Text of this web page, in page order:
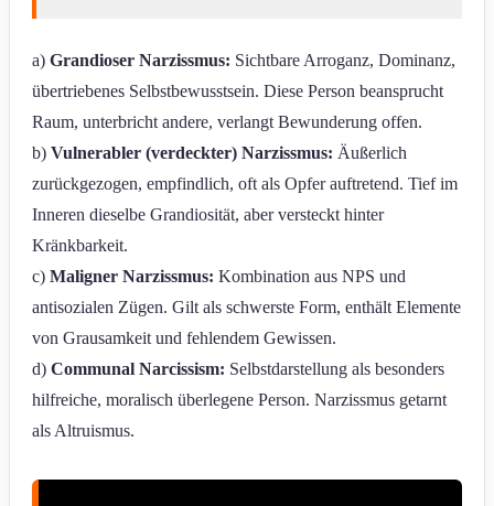
a) Grandioser Narzissmus: Sichtbare Arroganz, Dominanz,
übertriebenes Selbstbewusstsein. Diese Person beansprucht
Raum, unterbricht andere, verlangt Bewunderung offen.
b) Vulnerabler (verdeckter) Narzissmus: Äußerlich
zurückgezogen, empfindlich, oft als Opfer auftretend. Tief im
Inneren dieselbe Grandiosität, aber versteckt hinter
Kränkbarkeit.
c) Maligner Narzissmus: Kombination aus NPS und
antisozialen Zügen. Gilt als schwerste Form, enthält Elemente
von Grausamkeit und fehlendem Gewissen.
d) Communal Narcissism: Selbstdarstellung als besonders
hilfreiche, moralisch überlegene Person. Narzissmus getarnt
als Altruismus.